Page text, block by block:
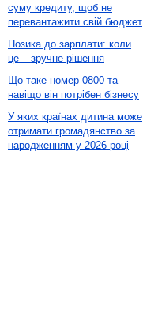
суму кредиту, щоб не
перевантажити свій бюджет
Позика до зарплати: коли
це – зручне рішення
Що таке номер 0800 та
навіщо він потрібен бізнесу
У яких країнах дитина може
отримати громадянство за
народженням у 2026 році